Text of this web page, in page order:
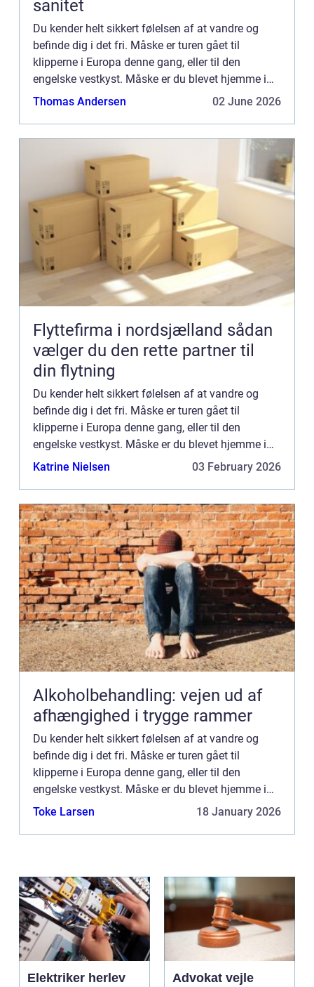
sanitet
Du kender helt sikkert følelsen af at vandre og
befinde dig i det fri. Måske er turen gået til
klipperne i Europa denne gang, eller til den
engelske vestkyst. Måske er du blevet hjemme i
det dejlige danske sommervejr og vandr...
Thomas Andersen 02 June 2026
Flyttefirma i nordsjælland sådan
vælger du den rette partner til
din flytning
Du kender helt sikkert følelsen af at vandre og
befinde dig i det fri. Måske er turen gået til
klipperne i Europa denne gang, eller til den
engelske vestkyst. Måske er du blevet hjemme i
det dejlige danske sommervejr og vandr...
Katrine Nielsen 03 February 2026
Alkoholbehandling: vejen ud af
afhængighed i trygge rammer
Du kender helt sikkert følelsen af at vandre og
befinde dig i det fri. Måske er turen gået til
klipperne i Europa denne gang, eller til den
engelske vestkyst. Måske er du blevet hjemme i
det dejlige danske sommervejr og vandr...
Toke Larsen 18 January 2026
Elektriker herlev
Advokat vejle